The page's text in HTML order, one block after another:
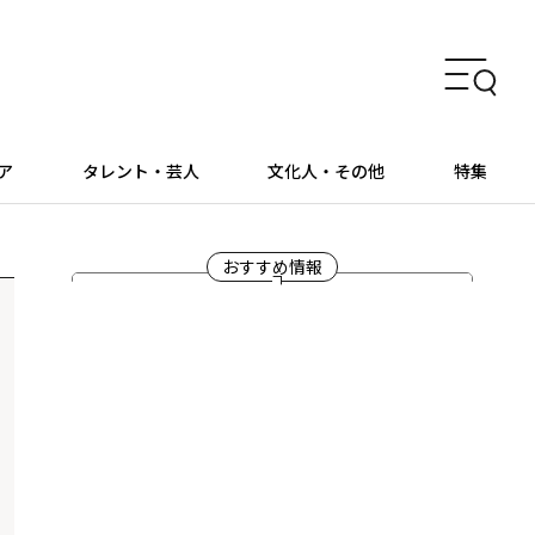
タレント・芸人 文化人・その他 特集
おすすめ情報